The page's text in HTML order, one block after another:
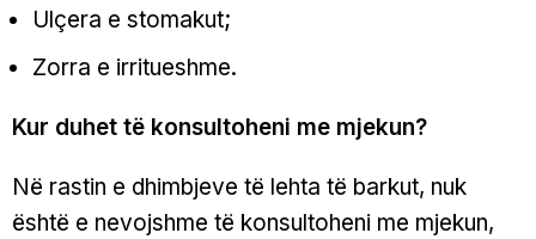
Ulçera e stomakut;
Zorra e irritueshme.
Kur duhet të konsultoheni me mjekun?
Në rastin e dhimbjeve të lehta të barkut, nuk
është e nevojshme të konsultoheni me mjekun,